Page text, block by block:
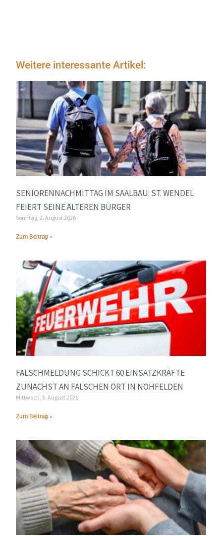
Weitere interessante Artikel:
SENIORENNACHMITTAG IM SAALBAU: ST. WENDEL
FEIERT SEINE ÄLTEREN BÜRGER
Sonntag, 2. August 2026
Zum Beitrag »
FALSCHMELDUNG SCHICKT 60 EINSATZKRÄFTE
ZUNÄCHST AN FALSCHEN ORT IN NOHFELDEN
Mittwoch, 5. August 2026
Zum Beitrag »